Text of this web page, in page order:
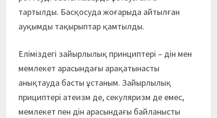
тартылды. Басқосуда жоғарыда айтылған
ауқымды тақырыптар қамтылды.
Еліміздегі зайырлылық принциптері – дін мен
мемлекет арасындағы арақатынас­ты
анықтауда басты ұстаным. Зайырлылық
прициптері атеизм де, секуляризм де емес,
мемлекет пен дін арасындағы байланысты